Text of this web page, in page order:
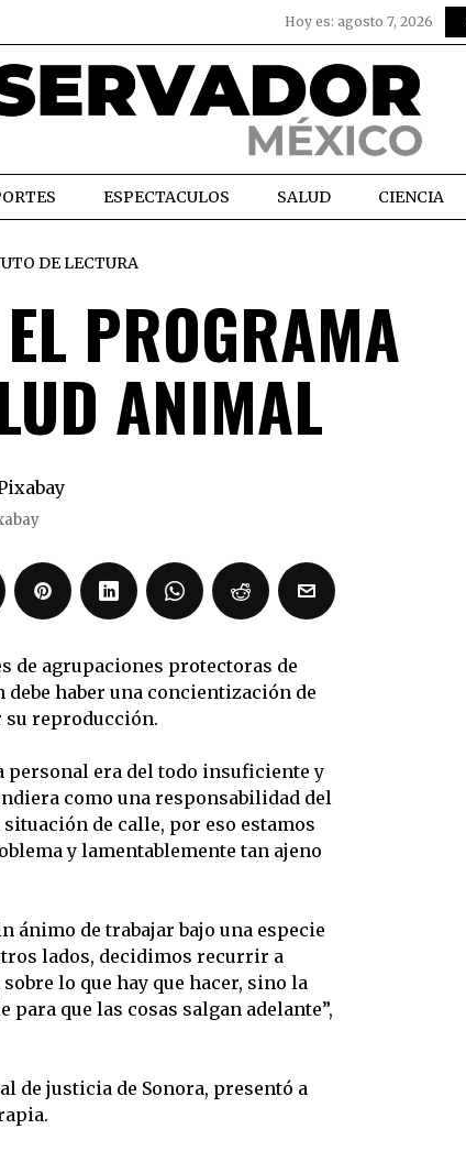
Hoy es: agosto 7, 2026
ESPECTACULOS SALUD CIENCIA
DE LECTURA
PROGRAMA
ANIMAL
de agrupaciones protectoras de
haber una concientización de
su reproducción.
personal era del todo insuficiente y
como una responsabilidad del
de calle, por eso estamos
y lamentablemente tan ajeno
ánimo de trabajar bajo una especie
lados, decidimos recurrir a
lo que hay que hacer, sino la
que las cosas salgan adelante”,
de justicia de Sonora, presentó a